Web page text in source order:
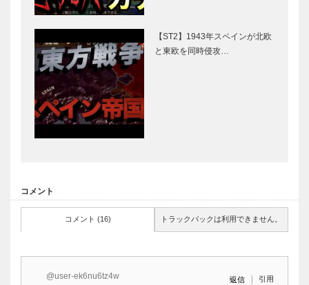
【ST2】1943年スペインが北欧
と東欧を同時侵攻…
コメント
コメント (16) トラックバックは利用できません。
@user-ek6nu6tz4w 返信 引用